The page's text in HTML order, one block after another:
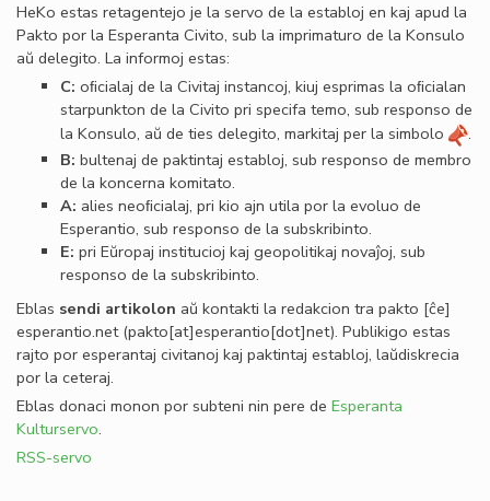
HeKo estas retagentejo je la servo de la establoj en kaj apud la
Pakto por la Esperanta Civito, sub la imprimaturo de la Konsulo
aŭ delegito. La informoj estas:
C: oﬁcialaj de la Civitaj instancoj, kiuj esprimas la oﬁcialan
starpunkton de la Civito pri specifa temo, sub responso de
la Konsulo, aŭ de ties delegito, markitaj per la simbolo
.
B: bultenaj de paktintaj establoj, sub responso de membro
de la koncerna komitato.
A: alies neoﬁcialaj, pri kio ajn utila por la evoluo de
Esperantio, sub responso de la subskribinto.
E: pri Eŭropaj institucioj kaj geopolitikaj novaĵoj, sub
responso de la subskribinto.
Eblas sendi artikolon aŭ kontakti la redakcion tra pakto [ĉe]
esperantio.net(pakto[at]esperantio[dot]net). Publikigo estas
rajto por esperantaj civitanoj kaj paktintaj establoj, laŭdiskrecia
por la ceteraj.
Eblas donaci monon por subteni nin pere de Esperanta
Kulturservo.
RSS-servo